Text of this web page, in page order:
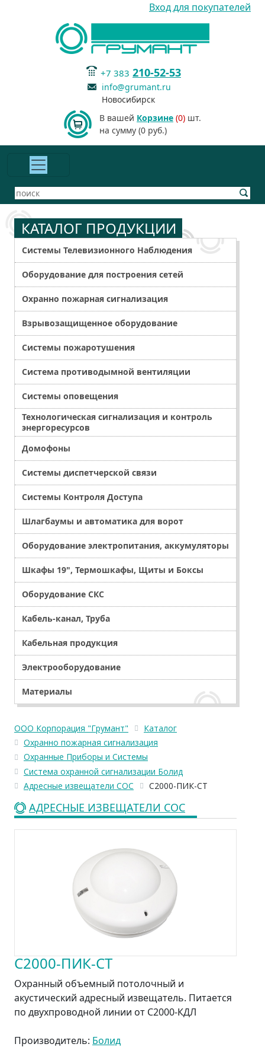
Вход для покупателей
+7 383 210-52-53
info@grumant.ru
Новосибирск
В вашей Корзине (0) шт.
на сумму (0 руб.)
КАТАЛОГ ПРОДУКЦИИ
Системы Телевизионного Наблюдения
Оборудование для построения сетей
Охранно пожарная сигнализация
Взрывозащищенное оборудование
Системы пожаротушения
Система противодымной вентиляции
Системы оповещения
Технологическая сигнализация и контроль
энергоресурсов
Домофоны
Системы диспетчерской связи
Системы Контроля Доступа
Шлагбаумы и автоматика для ворот
Оборудование электропитания, аккумуляторы
Шкафы 19", Термошкафы, Щиты и Боксы
Оборудование СКС
Кабель-канал, Труба
Кабельная продукция
Электрооборудование
Материалы
ООО Корпорация "Грумант"
Каталог
Охранно пожарная сигнализация
Охранные Приборы и Системы
Система охранной сигнализации Болид
Адресные извещатели СОС
С2000-ПИК-СТ
АДРЕСНЫЕ ИЗВЕЩАТЕЛИ СОС
С2000-ПИК-СТ
Охранный объемный потолочный и
акустический адресный извещатель. Питается
по двухпроводной линии от С2000-КДЛ
Производитель: Болид